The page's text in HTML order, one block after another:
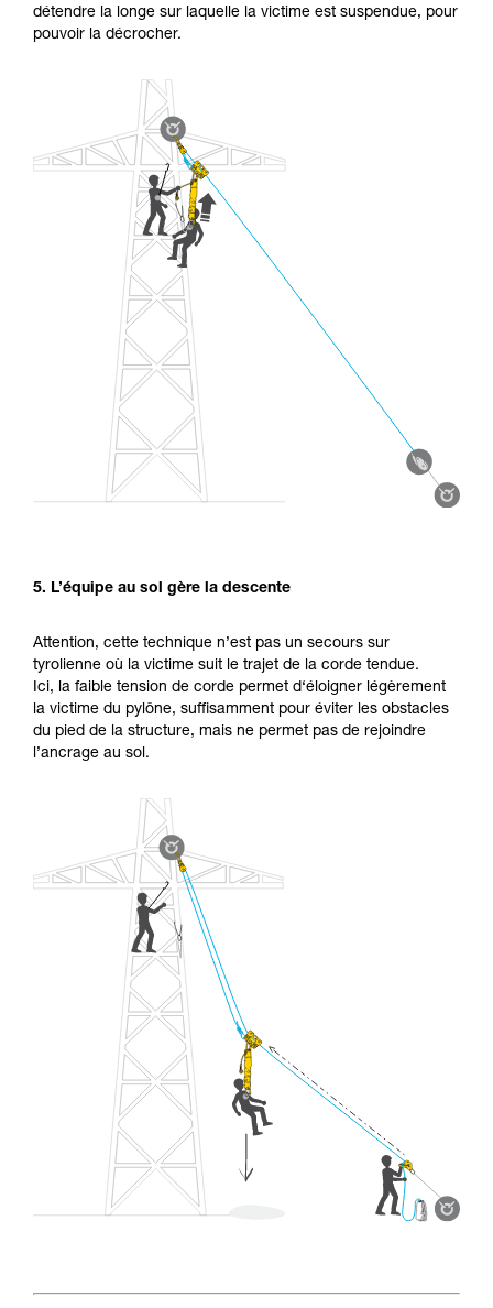
détendre la longe sur laquelle la victime est suspendue, pour
pouvoir la décrocher.
5. L’équipe au sol gère la descente
Attention, cette technique n’est pas un secours sur
tyrolienne où la victime suit le trajet de la corde tendue.
Ici, la faible tension de corde permet d‘éloigner légèrement
la victime du pylône, suffisamment pour éviter les obstacles
du pied de la structure, mais ne permet pas de rejoindre
l’ancrage au sol.